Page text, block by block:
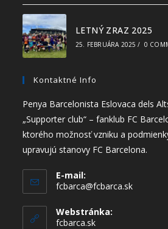
LETNÝ ZRAZ 2025
25. FEBRUÁRA 2025 / 0
Kontaktné Info
Penya Barcelonista Eslovaca dels
„Supporter club“ – fanklub FC
ktorého možnosť vzniku a
upravujú stanovy FC Barcelona.
E-mail:
fcbarca@fcbarca.sk
Webstránka:
fcbarca.sk